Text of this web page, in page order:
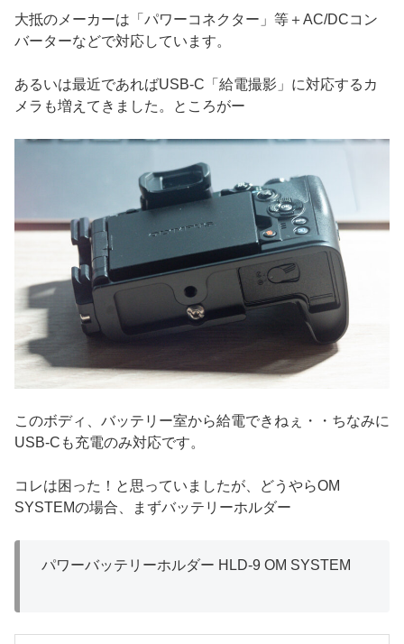
大抵のメーカーは「パワーコネクター」等＋AC/DCコン
バーターなどで対応しています。
あるいは最近であればUSB-C「給電撮影」に対応するカ
メラも増えてきました。ところがー
このボディ、バッテリー室から給電できねぇ・・ちなみに
USB-Cも充電のみ対応です。
コレは困った！と思っていましたが、どうやらOM
SYSTEMの場合、まずバッテリーホルダー
パワーバッテリーホルダー HLD-9 OM SYSTEM